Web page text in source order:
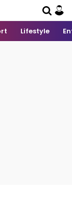
Lifestyle